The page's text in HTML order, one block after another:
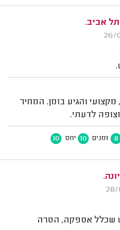
אביב.
מקצועי והגיע בזמן. המחיר
לדעתי.
8 זמנים 10 יחס 10
שכלל אספקה, הסרה